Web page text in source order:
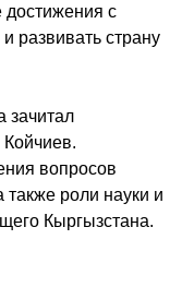
достижения с
развивать страну
зачитал
Койчиев.
вопросов
также роли науки и
Кыргызстана.